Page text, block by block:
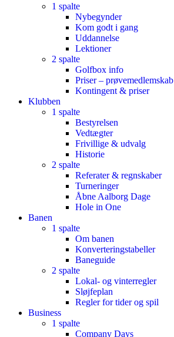
1 spalte
Nybegynder
Kom godt i gang
Uddannelse
Lektioner
2 spalte
Golfbox info
Priser – prøvemedlemskab
Kontingent & priser
Klubben
1 spalte
Bestyrelsen
Vedtægter
Frivillige & udvalg
Historie
2 spalte
Referater & regnskaber
Turneringer
Åbne Aalborg Dage
Hole in One
Banen
1 spalte
Om banen
Konverteringstabeller
Baneguide
2 spalte
Lokal- og vinterregler
Sløjfeplan
Regler for tider og spil
Business
1 spalte
Company Days